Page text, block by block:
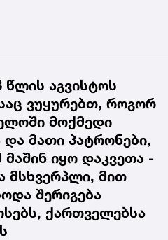
წლის აგვისტოს
ვუყურებთ, როგორ
მოქმედი
მათი პატრონები,
იყო დაკვეთა -
მსხვერპლი, მით
შერიგება
ქართველებსა